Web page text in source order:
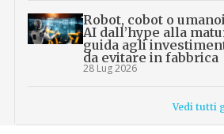
Robot, cobot o
AI dall’hype alla
guida agli
da evitare in fabbrica
28 Lug 2026
Vedi tutti